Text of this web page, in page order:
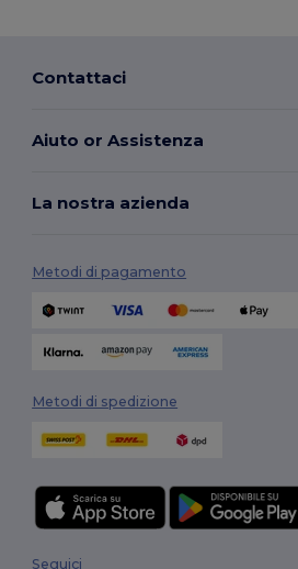
Contattaci
Aiuto or Assistenza
La nostra azienda
Metodi di pagamento
Metodi di spedizione
Seguici